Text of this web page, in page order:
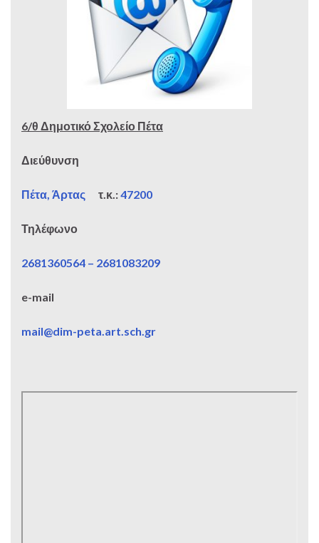
6/θ Δημοτικό Σχολείο Πέτα
Διεύθυνση
Πέτα, Άρτας τ.κ.:47200
Τηλέφωνο
2681360564 – 2681083209
e-mail
mail@dim-peta.art.sch.gr